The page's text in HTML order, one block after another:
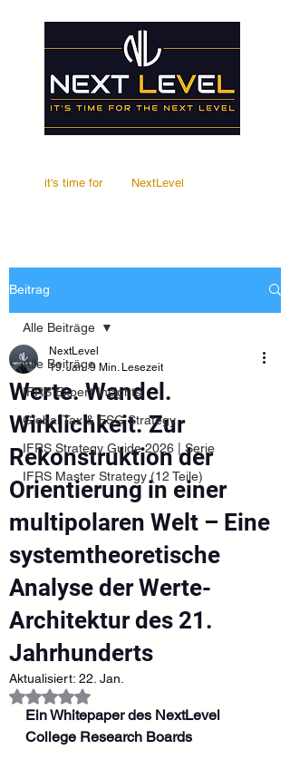
it's time for NextLevel
Beitrag
Alle Beiträge
IFRS Expert Insights
Global Tax & ESG Strategy
IFRS Strategy Guide 2026 | Serie
IFRS Master Strategy (12 Teile)
Alle Beiträge
Werte. Wandel.
Wirklichkeit. Zur
Rekonstruktion der
Orientierung in einer
multipolaren Welt – Eine
systemtheoretische
Analyse der Werte-
Architektur des 21.
Jahrhunderts
NextLevel
19. Jan. 9 Min. Lesezeit
Aktualisiert: 22. Jan.
Mit NaN von 5 Sternen bewertet.
Ein Whitepaper des NextLevel
College Research Boards